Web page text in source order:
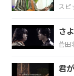
C F
スピ
さ
菅田
君